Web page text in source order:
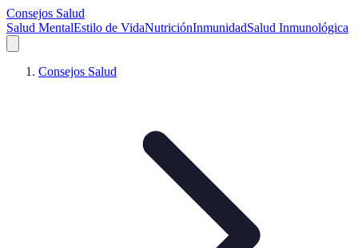
Consejos Salud
Salud MentalEstilo de VidaNutriciónInmunidadSalud Inmunológica
Consejos Salud